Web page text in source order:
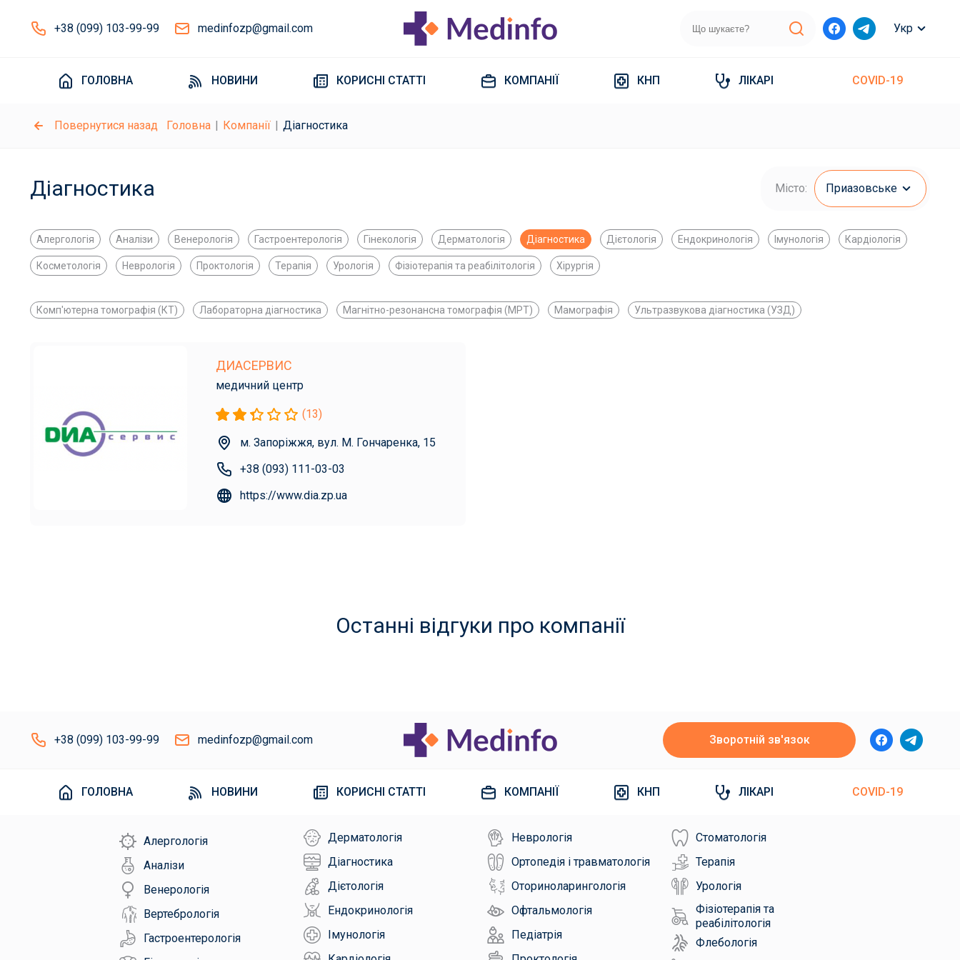
+38 (099) 103-99-99 medinfozp@gmail.com Укр
ГОЛОВНА НОВИНИ КОРИСНІ СТАТТІ КОМПАНІЇ КНП ЛІКАРІ COVID-19
Повернутися назад Головна Компанії Діагностика
Діагностика Місто: Приазовське
Алергологія Аналізи Венерологія Гастроентерологія Гінекологія Дерматологія Діагностика Дієтологія Ендокринологія Імунологія Кардіологія
Косметологія Неврологія Проктологія Терапія Урологія Фізіотерапія та реабілітологія Хірургія
Комп'ютерна томографія (КТ) Лабораторна діагностика Магнітно-резонансна томографія (МРТ) Мамографія Ультразвукова діагностика (УЗД)
ДИАСЕРВИС
медичний центр
(13)
м. Запоріжжя, вул. М. Гончаренка, 15
+38 (093) 111-03-03
https://www.dia.zp.ua
Останні відгуки про компанії
+38 (099) 103-99-99 medinfozp@gmail.com Зворотній зв'язок
ГОЛОВНА НОВИНИ КОРИСНІ СТАТТІ КОМПАНІЇ КНП ЛІКАРІ COVID-19
Алергологія
Аналізи
Венерологія
Вертебрологія
Гастроентерологія
Дерматологія
Діагностика
Дієтологія
Ендокринологія
Імунологія
Неврологія
Ортопедія і травматологія
Оториноларингологія
Офтальмологія
Педіатрія
Стоматологія
Терапія
Урологія
Фізіотерапія та
реабілітологія
Флебологія